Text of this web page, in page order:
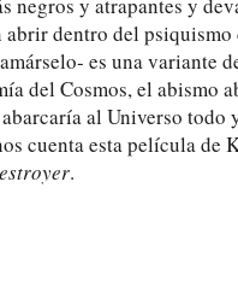
dentro del
es una variante
del Cosmos, el abismo
al Universo todo
cuenta esta película de
.